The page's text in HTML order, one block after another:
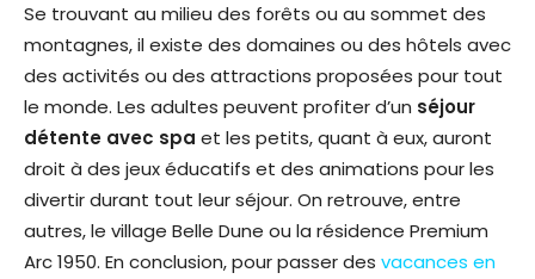
Se trouvant au milieu des forêts ou au sommet des
montagnes, il existe des domaines ou des hôtels avec
des activités ou des attractions proposées pour tout
le monde. Les adultes peuvent profiter d’un séjour
détente avec spa et les petits, quant à eux, auront
droit à des jeux éducatifs et des animations pour les
divertir durant tout leur séjour. On retrouve, entre
autres, le village Belle Dune ou la résidence Premium
Arc 1950. En conclusion, pour passer des vacances en